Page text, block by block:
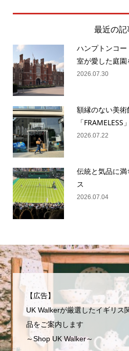
最近の記
ハンプトンコ
室が愛した庭園
2026.07.30
額縁のない美
「FRAMELESS」
2026.07.22
伝統と気品に
ス
2026.07.04
【広告】
UK Walkerが厳選したイギリス
品をご案内します
～Shop UK Walker～